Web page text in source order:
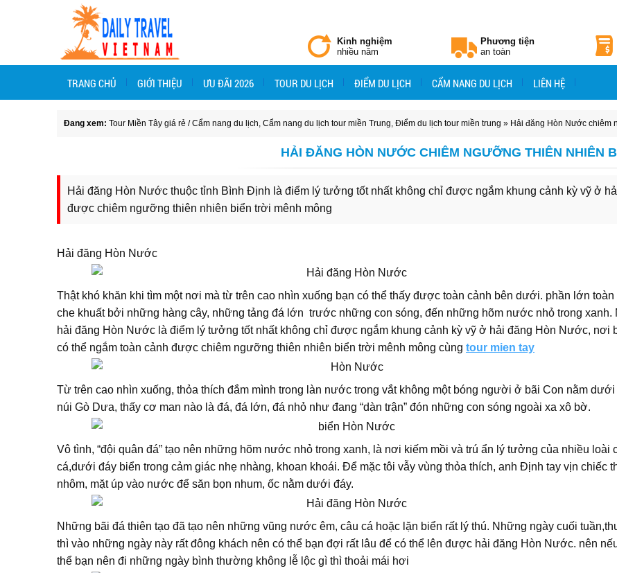
Kinh nghiệm
nhiều năm
Phương tiện
an toàn
TRANG CHỦ GIỚI THIỆU ƯU ĐÃI 2026 TOUR DU LỊCH ĐIỂM DU LỊCH CẨM NANG DU LỊCH LIÊN HỆ
Đang xem: Tour Miền Tây giá rẻ /Cẩm nang du lịch, Cẩm nang du lịch tour miền Trung, Điểm du lịch tour miền trung » Hải đăng Hòn Nước chiêm
HẢI ĐĂNG HÒN NƯỚC CHIÊM NGƯỠNG THIÊN NHIÊN
Hải đăng Hòn Nước thuộc tỉnh Bình Định là điểm lý tưởng tốt nhất không chỉ được ngắm khung cảnh kỳ vỹ ở
được chiêm ngưỡng thiên nhiên biển trời mênh mông
Hải đăng Hòn Nước
Thật khó khăn khi tìm một nơi mà từ trên cao nhìn xuống bạn có thể thấy được toàn cảnh bên dưới. phần lớn toàn
che khuất bởi những hàng cây, những tảng đá lớn trước những con sóng, đến những hõm nước nhỏ trong xanh.
hải đăng Hòn Nước là điểm lý tưởng tốt nhất không chỉ được ngắm khung cảnh kỳ vỹ ở hải đăng Hòn Nước, nơi
có thể ngắm toàn cảnh được chiêm ngưỡng thiên nhiên biển trời mênh mông cùng tour mien tay
Từ trên cao nhìn xuống, thỏa thích đắm mình trong làn nước trong vắt không một bóng người ở bãi Con nằm dưới
núi Gò Dưa, thấy cơ man nào là đá, đá lớn, đá nhỏ như đang “dàn trận” đón những con sóng ngoài xa xô bờ.
Vô tình, “đội quân đá” tạo nên những hõm nước nhỏ trong xanh, là nơi kiếm mồi và trú ẩn lý tưởng của nhiều loài
cá,dưới đáy biển trong cảm giác nhẹ nhàng, khoan khoái. Để mặc tôi vẫy vùng thỏa thích, anh Định tay vịn chiếc
nhôm, mặt úp vào nước để săn bọn nhum, ốc nằm dưới đáy.
Những bãi đá thiên tạo đã tạo nên những vũng nước êm, câu cá hoặc lặn biển rất lý thú. Những ngày cuối
thì vào những ngày này rất đông khách nên có thể bạn đợi rất lâu để có thể lên được hải đăng Hòn Nước. nên
thể bạn nên đi những ngày bình thường không lễ lộc gì thì thoải mái hơi